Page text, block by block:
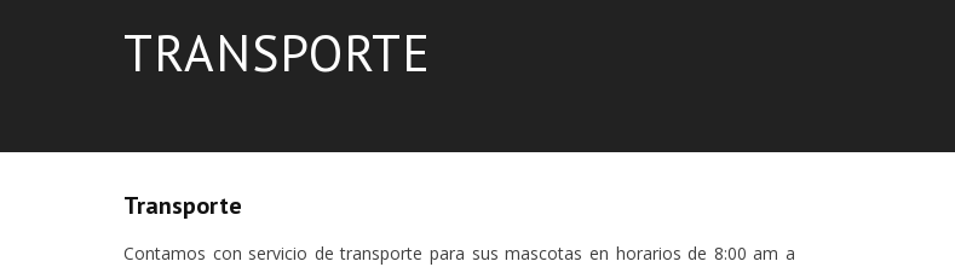
TRANSPORTE
Transporte
Contamos con servicio de transporte para sus mascotas en horarios de 8:00 am a